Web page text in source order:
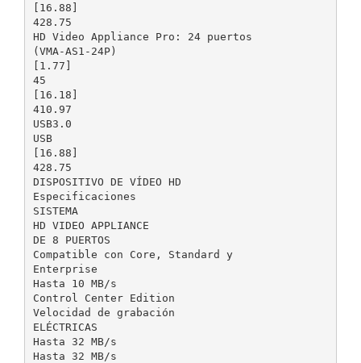
[16.88]
428.75
HD Video Appliance Pro: 24 puertos
(VMA-AS1-24P)
[1.77]
45
[16.18]
410.97
USB3.0
USB
[16.88]
428.75
DISPOSITIVO DE VÍDEO HD
Especificaciones
SISTEMA
HD VIDEO APPLIANCE
DE 8 PUERTOS
Compatible con Core, Standard y
Enterprise
Hasta 10 MB/s
Control Center Edition
Velocidad de grabación
ELÉCTRICAS
Hasta 32 MB/s
Hasta 32 MB/s